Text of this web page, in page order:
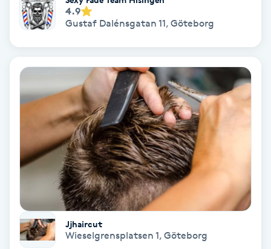
Picolaser
Pigmentbehandling
Pigmentfläckar
Plastikkirurgi
Powder brows
Power Yoga
PRP (Platelet Rich Plasma)
4.9
Gustaf Dalénsgatan 11, Göteborg
Jjhaircut
Wieselgrensplatsen 1, Göteborg